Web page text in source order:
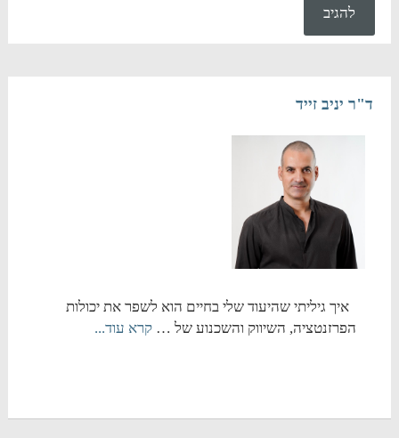
ד"ר יניב זייד
איך גיליתי שהיעוד שלי בחיים הוא לשפר את יכולות
הפרזנטציה, השיווק והשכנוע של … קרא עוד...